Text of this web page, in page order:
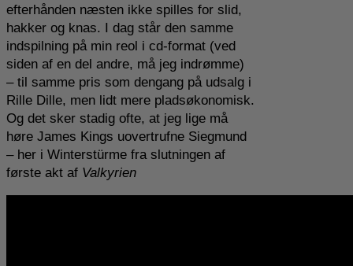
efterhånden næsten ikke spilles for slid,
hakker og knas. I dag står den samme
indspilning på min reol i cd-format (ved
siden af en del andre, må jeg indrømme)
– til samme pris som dengang på udsalg i
Rille Dille, men lidt mere pladsøkonomisk.
Og det sker stadig ofte, at jeg lige må
høre James Kings uovertrufne Siegmund
– her i Winterstürme fra slutningen af
første akt af Valkyrien